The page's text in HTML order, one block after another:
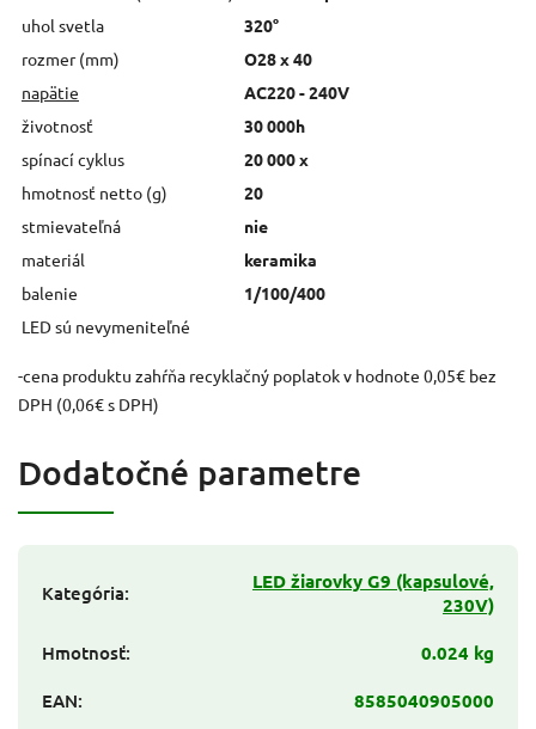
uhol svetla
320°
rozmer (mm)
O28 x 40
napätie
AC220 - 240V
životnosť
30 000h
spínací cyklus
20 000 x
hmotnosť netto (g)
20
stmievateľná
nie
materiál
keramika
balenie
1/100/400
LED sú nevymeniteľné
-cena produktu zahŕňa recyklačný poplatok v hodnote 0,05€ bez
DPH (0,06€ s DPH)
Dodatočné parametre
Kategória:
LED žiarovky G9 (kapsulové,
230V)
Hmotnosť:
0.024 kg
EAN:
8585040905000